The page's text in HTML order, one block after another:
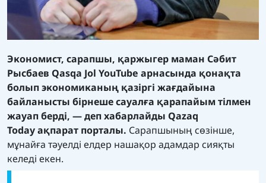
Экономист, сарапшы, қаржыгер маман Сәбит
Рысбаев Qasqa Jol YouTube арнасында қонақта
болып экономиканың қазіргі жағдайына
байланысты бірнеше сауалға қарапайым тілмен
жауап берді, — деп хабарлайды Qazaq
Todayақпарат порталы. Сарапшының сөзінше,
мұнайға тәуелді елдер нашақор адамдар сияқты
келеді екен.